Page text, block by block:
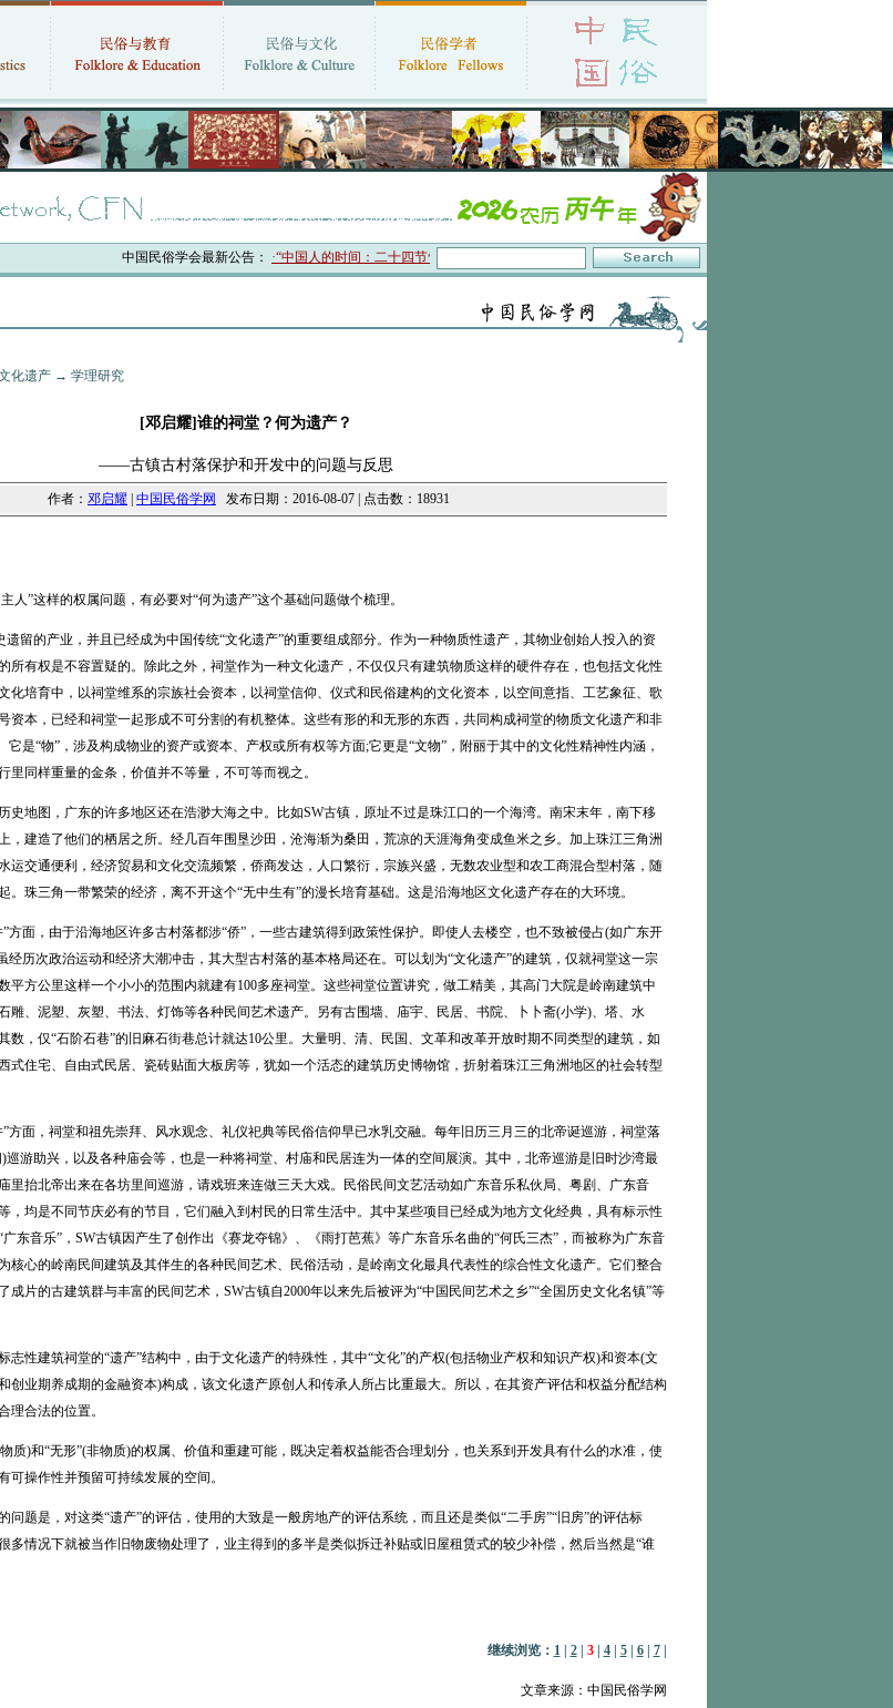
中国民俗学会最新公告：·“中国人的时间：二十四节气知识体系与数字叙事”研讨会在京召开 ·中国民俗学会第十一届代表大会暨2026年
化遗产→ 学理研究
[邓启耀]谁的祠堂？何为遗产？
——古镇古村落保护和开发中的问题与反思
作者： 邓启耀 中国民俗学网 发布日期：2016-08-07 | 点击数：18931
”这样的权属问题，有必要对“何为遗产”这个基础问题做个梳理。
的产业，并且已经成为中国传统“文化遗产”的重要组成部分。作为一种物质性遗产，其物业创始人投入的资
所有权是不容置疑的。除此之外，祠堂作为一种文化遗产，不仅仅只有建筑物质这样的硬件存在，也包括文化性
化培育中，以祠堂维系的宗族社会资本，以祠堂信仰、仪式和民俗建构的文化资本，以空间意指、工艺象征、歌
资本，已经和祠堂一起形成不可分割的有机整体。这些有形的和无形的东西，共同构成祠堂的物质文化遗产和非
它是“物”，涉及构成物业的资产或资本、产权或所有权等方面;它更是“文物”，附丽于其中的文化性精神性内涵，
里同样重量的金条，价值并不等量，不可等而视之。
地图，广东的许多地区还在浩渺大海之中。比如SW古镇，原址不过是珠江口的一个海湾。南宋末年，南下移
，建造了他们的栖居之所。经几百年围垦沙田，沧海渐为桑田，荒凉的天涯海角变成鱼米之乡。加上珠江三角洲
运交通便利，经济贸易和文化交流频繁，侨商发达，人口繁衍，宗族兴盛，无数农业型和农工商混合型村落，随
。珠三角一带繁荣的经济，离不开这个“无中生有”的漫长培育基础。这是沿海地区文化遗产存在的大环境。
面，由于沿海地区许多古村落都涉“侨”，一些古建筑得到政策性保护。即使人去楼空，也不致被侵占(如广东开
经历次政治运动和经济大潮冲击，其大型古村落的基本格局还在。可以划为“文化遗产”的建筑，仅就祠堂这一宗
平方公里这样一个小小的范围内就建有100多座祠堂。这些祠堂位置讲究，做工精美，其高门大院是岭南建筑中
雕、泥塑、灰塑、书法、灯饰等各种民间艺术遗产。另有古围墙、庙宇、民居、书院、卜卜斋(小学)、塔、水
数，仅“石阶石巷”的旧麻石街巷总计就达10公里。大量明、清、民国、文革和改革开放时期不同类型的建筑，如
式住宅、自由式民居、瓷砖贴面大板房等，犹如一个活态的建筑历史博物馆，折射着珠江三角洲地区的社会转型
面，祠堂和祖先崇拜、风水观念、礼仪祀典等民俗信仰早已水乳交融。每年旧历三月三的北帝诞巡游，祠堂落
巡游助兴，以及各种庙会等，也是一种将祠堂、村庙和民居连为一体的空间展演。其中，北帝巡游是旧时沙湾最
里抬北帝出来在各坊里间巡游，请戏班来连做三天大戏。民俗民间文艺活动如广东音乐私伙局、粤剧、广东音
，均是不同节庆必有的节目，它们融入到村民的日常生活中。其中某些项目已经成为地方文化经典，具有标示性
东音乐”，SW古镇因产生了创作出《赛龙夺锦》、《雨打芭蕉》等广东音乐名曲的“何氏三杰”，而被称为广东音
核心的岭南民间建筑及其伴生的各种民间艺术、民俗活动，是岭南文化最具代表性的综合性文化遗产。它们整合
成片的古建筑群与丰富的民间艺术，SW古镇自2000年以来先后被评为“中国民间艺术之乡”“全国历史文化名镇”等
性建筑祠堂的“遗产”结构中，由于文化遗产的特殊性，其中“文化”的产权(包括物业产权和知识产权)和资本(文
创业期养成期的金融资本)构成，该文化遗产原创人和传承人所占比重最大。所以，在其资产评估和权益分配结构
理合法的位置。
)和“无形”(非物质)的权属、价值和重建可能，既决定着权益能否合理划分，也关系到开发具有什么的水准，使
可操作性并预留可持续发展的空间。
题是，对这类“遗产”的评估，使用的大致是一般房地产的评估系统，而且还是类似“二手房”“旧房”的评估标
多情况下就被当作旧物废物处理了，业主得到的多半是类似拆迁补贴或旧屋租赁式的较少补偿，然后当然是“谁
继续浏览： 1| 2| 3| 4| 5| 6| 7|
文章来源：中国民俗学网